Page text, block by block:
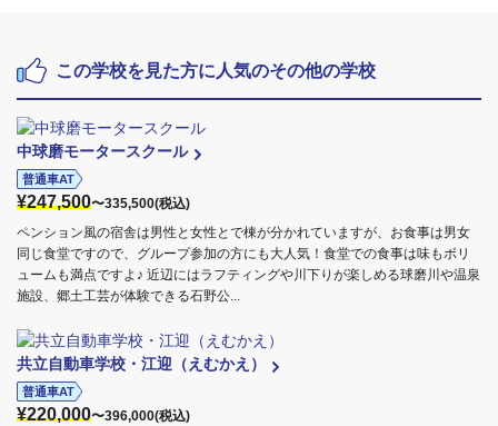
この学校を見た方に人気のその他の学校
中球磨モータースクール
普通車AT
¥247,500〜335,500(税込)
ペンション風の宿舎は男性と女性とで棟が分かれていますが、お食事は男女
同じ食堂ですので、グループ参加の方にも大人気！食堂での食事は味もボリ
ュームも満点ですよ♪ 近辺にはラフティングや川下りが楽しめる球磨川や温泉
施設、郷土工芸が体験できる石野公...
共立自動車学校・江迎（えむかえ）
普通車AT
¥220,000〜396,000(税込)